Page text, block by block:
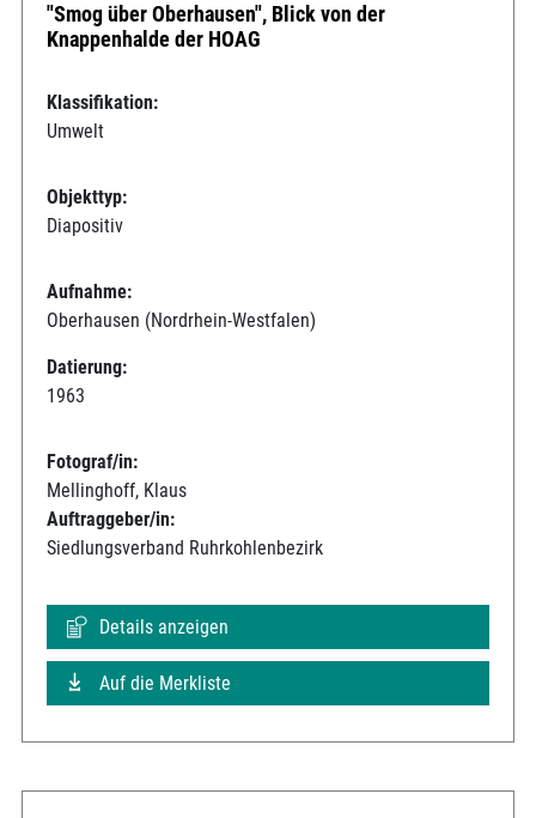
"Smog über Oberhausen", Blick von der
Knappenhalde der HOAG
Klassifikation:
Umwelt
Objekttyp:
Diapositiv
Aufnahme:
Oberhausen (Nordrhein-Westfalen)
Datierung:
1963
Fotograf/in:
Mellinghoff, Klaus
Auftraggeber/in:
Siedlungsverband Ruhrkohlenbezirk
Details anzeigen
Auf die Merkliste